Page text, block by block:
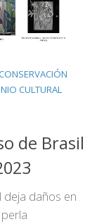
CULTURAL
de Brasil
deja daños en